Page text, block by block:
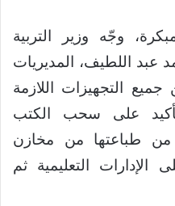
وجّه وزير التربية
عبد اللطيف، المديريات
جميع التجهيزات اللازمة
على سحب الكتب
من طباعتها من مخازن
الإدارات التعليمية ثم